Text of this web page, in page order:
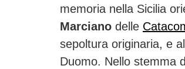
memoria nella Sicilia
Marciano delle
sepoltura originaria, e
Duomo. Nello stemma